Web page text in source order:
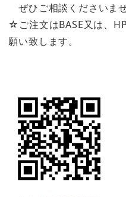
ぜひご相談くださいませ
☆ご注文はBASE又は、
願い致します。